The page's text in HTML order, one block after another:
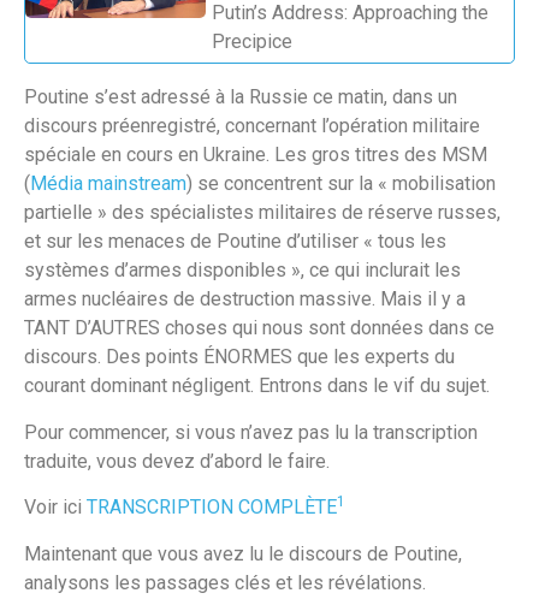
Putin’s Address: Approaching the
Precipice
Poutine s’est adressé à la Russie ce matin, dans un
discours préenregistré, concernant l’opération militaire
spéciale en cours en Ukraine. Les gros titres des MSM
( Média mainstream) se concentrent sur la « mobilisation
partielle » des spécialistes militaires de réserve russes,
et sur les menaces de Poutine d’utiliser « tous les
systèmes d’armes disponibles », ce qui inclurait les
armes nucléaires de destruction massive. Mais il y a
TANT D’AUTRES choses qui nous sont données dans ce
discours. Des points ÉNORMES que les experts du
courant dominant négligent. Entrons dans le vif du sujet.
Pour commencer, si vous n’avez pas lu la transcription
traduite, vous devez d’abord le faire.
Voir ici TRANSCRIPTION COMPLÈTE1
Maintenant que vous avez lu le discours de Poutine,
analysons les passages clés et les révélations.